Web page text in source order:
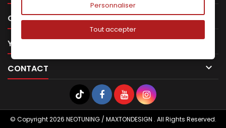
OUR COMPANY 
YOUR ACCOUNT 
CONTACT 
© Copyright 2026 NEOTUNING / MAXTONDESIGN . All Rights Reserved.
Personnaliser
Tout accepter